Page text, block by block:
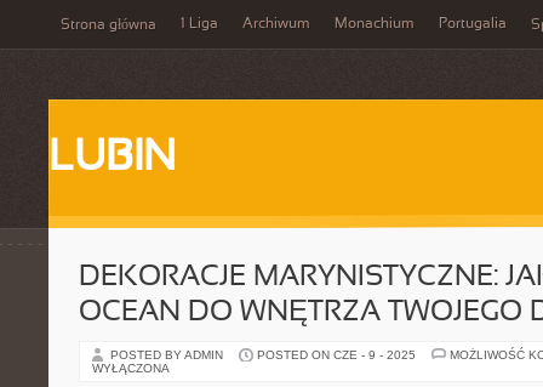
Strona główna 1 Liga Archiwum Monachium Portugalia
LUBIN
DEKORACJE MARYNISTYCZNE:
OCEAN DO WNĘTRZA TWOJEGO
POSTED BY ADMIN POSTED ON CZE - 9 - 2025
MOŻLIWOŚĆ
WYŁĄCZONA